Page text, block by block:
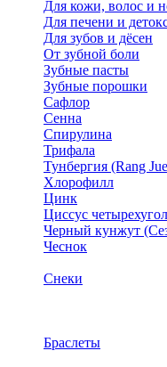
Для кожи, волос и
Для печени и
Для зубов и дёсен
От зубной боли
Зубные пасты
Зубные порошки
Сафлор
Сенна
Спирулина
Трифала
Тунбергия (Rang
Хлорофилл
Цинк
Циссус
Черный кунжут
Чеснок
Снеки
Браслеты